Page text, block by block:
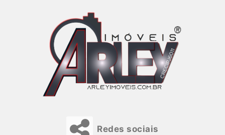
Redes sociais